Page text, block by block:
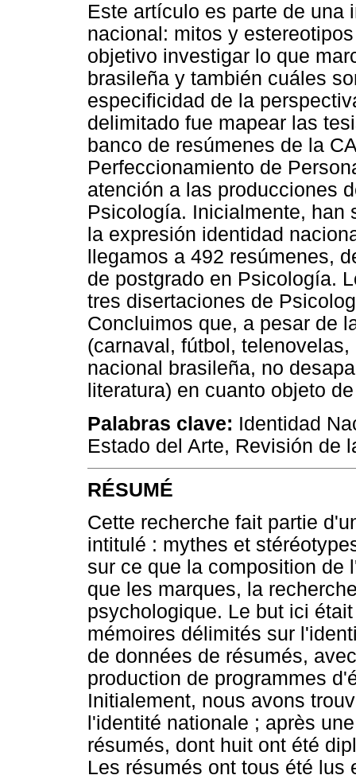
Este artículo es parte de una
nacional: mitos y
objetivo investigar lo que
brasileña y también cuáles
especificidad de la
delimitado fue mapear las
banco de resúmenes de la
Perfeccionamiento de
atención a las producciones
Psicología. Inicialmente, han
la expresión identidad
llegamos a 492 resúmenes,
de postgrado en Psicología.
tres disertaciones de
Concluimos que, a pesar de
(carnaval, fútbol,
nacional brasileña, no
literatura) en cuanto objeto
Palabras clave: Identidad
Estado del Arte, Revisión de
RÉSUMÉ
Cette recherche fait partie
intitulé : mythes et
sur ce que la composition de
que les marques, la
psychologique. Le but ici
mémoires délimités sur
de données de résumés,
production de programmes
Initialement, nous avons
l'identité nationale ; après
résumés, dont huit ont été
Les résumés ont tous été lus